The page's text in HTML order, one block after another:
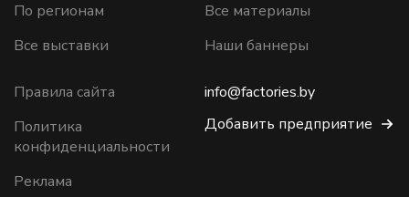
По регионам
Все выставки
Все материалы
Наши баннеры
Правила сайта
Политика
конфиденциальности
Реклама
info@factories.by
Добавить предприятие